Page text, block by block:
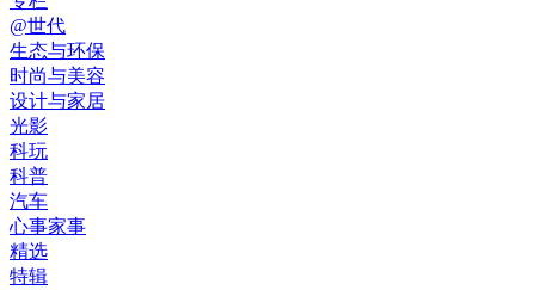
@世代
生态与环保
时尚与美容
设计与家居
光影
科玩
科普
汽车
心事家事
精选
特辑